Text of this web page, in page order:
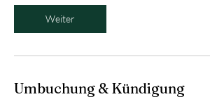
Weiter
Umbuchung & Kündigung